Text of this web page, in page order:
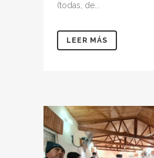
(todas, de...
LEER MÁS